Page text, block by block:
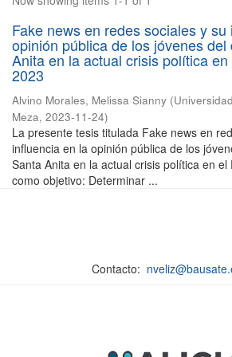
Fake news en redes sociales y
opinión pública de los jóvenes
Anita en la actual crisis política
2023
Alvino Morales, Melissa Sianny (
Meza, 2023-11-24)
La presente tesis titulada Fake news en
influencia en la opinión pública de los
Santa Anita en la actual crisis política en el
como objetivo: Determinar ...
Contacto: